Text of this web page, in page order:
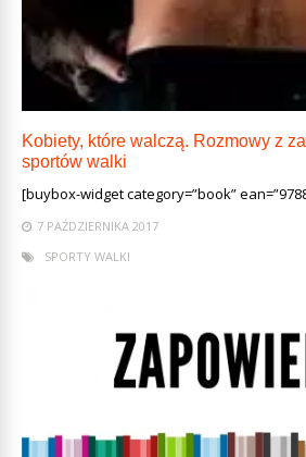
Kobiety, które walczą. Rozmowy z
sportów walki
[buybox-widget category=”book”
7 PAŹDZIERNIKA 2017
SPORTY WALKI